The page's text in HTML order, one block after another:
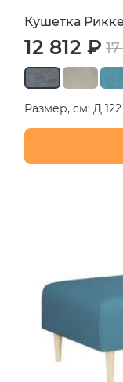
Кушетка
12 812 ₽
Размер, см: Д